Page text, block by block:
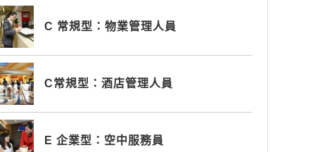
C 常規型：物業管理人員
C常規型：酒店管理人員
E 企業型：空中服務員